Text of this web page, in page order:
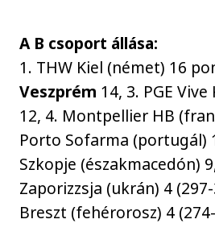
A B csoport állása:
1. THW Kiel (német) 16
Veszprém 14, 3. PGE
12, 4. Montpellier HB
Porto Sofarma (portugál)
Szkopje (északmacedón)
Zaporizzsja (ukrán) 4
Breszt (fehérorosz) 4